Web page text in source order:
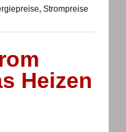
, Strompreise
Heizen